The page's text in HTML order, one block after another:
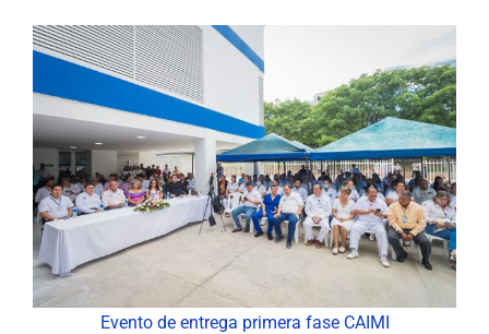
Evento de entrega primera fase CAIMI